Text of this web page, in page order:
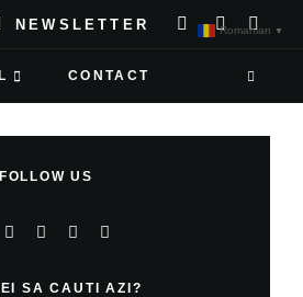
NEWSLETTER
CONTACT
FOLLOW US
SA CAUTI AZI?
Romanian ▼